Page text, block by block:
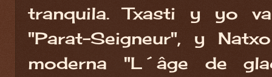
tranquila. Txasti y yo
"Parat-Seigneur", y
moderna "L´âge de